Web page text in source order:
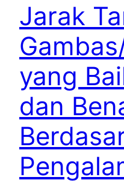
Jarak
yang
dan